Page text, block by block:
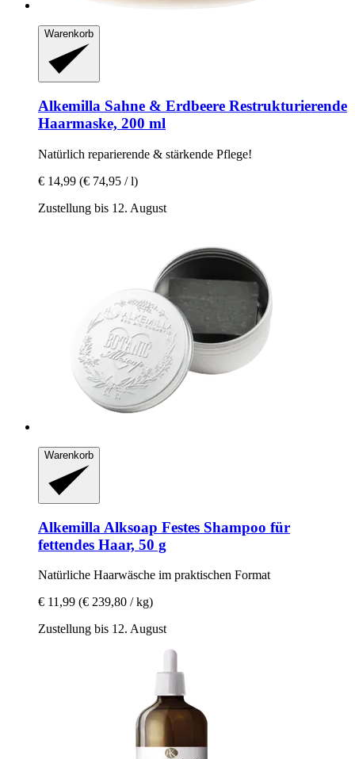
Warenkorb
Alkemilla Sahne & Erdbeere Restrukturierende
Haarmaske, 200 ml
Natürlich reparierende & stärkende Pflege!
€ 14,99 (€ 74,95 / l)
Zustellung bis 12. August
Warenkorb
Alkemilla Alksoap Festes Shampoo für
fettendes Haar, 50 g
Natürliche Haarwäsche im praktischen Format
€ 11,99 (€ 239,80 / kg)
Zustellung bis 12. August